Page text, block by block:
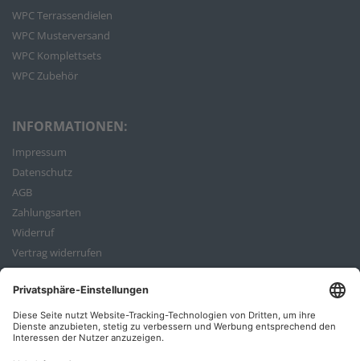
WPC Terrassendielen
WPC Musterversand
WPC Komplettsets
WPC Zubehör
INFORMATIONEN:
Impressum
Datenschutz
AGB
Zahlungsarten
Widerruf
Vertrag widerrufen
Bestellvorgang
ZAHLUNGSARTEN: